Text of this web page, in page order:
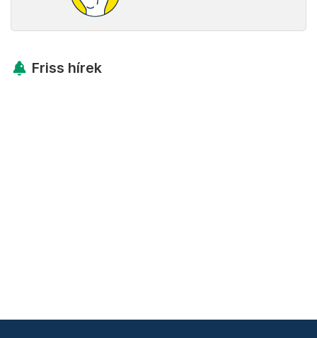
Friss hírek